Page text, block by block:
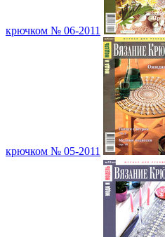
крючком № 06-2011
крючком № 05-2011